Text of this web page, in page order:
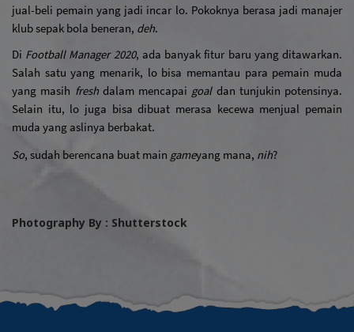
jual-beli pemain yang jadi incar lo. Pokoknya berasa jadi manajer
klub sepak bola beneran, deh.
Di Football Manager 2020, ada banyak fitur baru yang ditawarkan.
Salah satu yang menarik, lo bisa memantau para pemain muda
yang masih fresh dalam mencapai goal dan tunjukin potensinya.
Selain itu, lo juga bisa dibuat merasa kecewa menjual pemain
muda yang aslinya berbakat.
So, sudah berencana buat main gameyang mana, nih?
Photography By : Shutterstock